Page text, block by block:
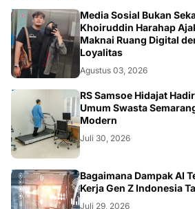
OPINI
Media Sosial Bukan
Khoiruddin Harahap
Maknai Ruang Digital
Loyalitas
Agustus 03, 2026
KESEHATAN
RS Samsoe Hidajat
Umum Swasta
Modern
Juli 30, 2026
TEKNOLOGI
Bagaimana Dampak AI
Kerja Gen Z Indonesia
Juli 29, 2026